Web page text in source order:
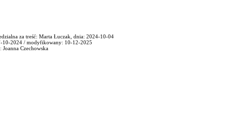
za treść: Marta Łuczak, dnia: 2024-10-04
10-2024 / modyfikowany: 10-12-2025
Joanna Czechowska